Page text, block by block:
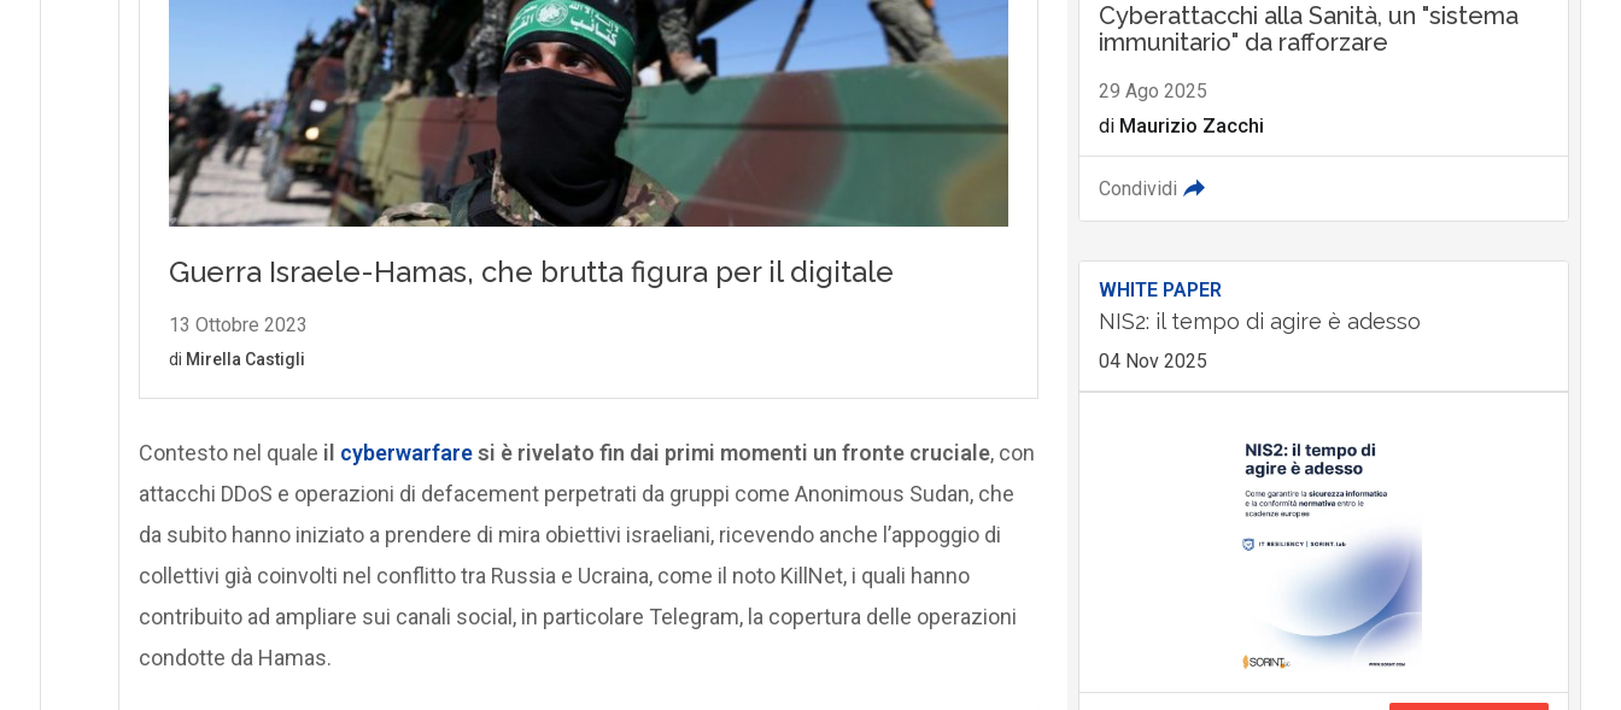
Contesto nel quale il cyberwarfaresi è rivelato fin dai primi momenti un fronte cruciale, con
attacchi DDoS e operazioni di defacement perpetrati da gruppi come Anonimous Sudan, che
da subito hanno iniziato a prendere di mira obiettivi israeliani, ricevendo anche l’appoggio di
collettivi già coinvolti nel conflitto tra Russia e Ucraina, come il noto KillNet, i quali hanno
contribuito ad ampliare sui canali social, in particolare Telegram, la copertura delle operazioni
condotte da Hamas.
Cyberattacchi alla Sanità, un "sistema
immunitario" da rafforzare
29 Ago 2025
di Maurizio Zacchi
Condividi
WHITE PAPER
NIS2: il tempo di agire è adesso
04 Nov 2025